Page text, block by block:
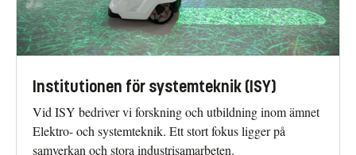
Institutionen för systemteknik (ISY)
Vid ISY bedriver vi forskning och utbildning inom ämnet
Elektro- och systemteknik. Ett stort fokus ligger på
samverkan och stora industrisamarbeten.